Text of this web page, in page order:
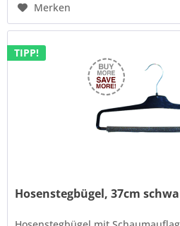
Merken
TIPP!
Hosenstegbügel, 37cm